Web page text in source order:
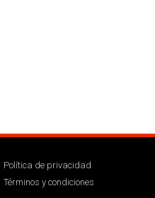
Política de privacidad
Términos y condiciones